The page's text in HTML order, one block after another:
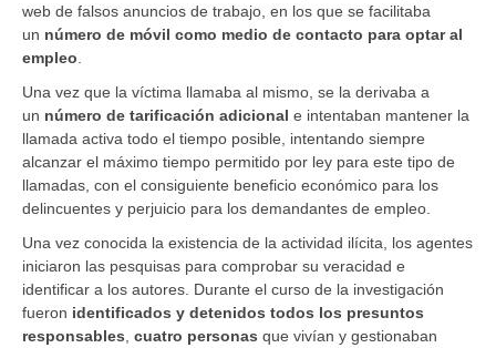
web de falsos anuncios de trabajo, en los que se facilitaba
un número de móvil como medio de contacto para optar al
empleo
Una vez que la víctima llamaba al mismo, se la derivaba a
un número de tarificación adicional e intentaban mantener la
llamada activa todo el tiempo posible, intentando siempre
alcanzar el máximo tiempo permitido por ley para este tipo de
llamadas, con el consiguiente beneficio económico para los
delincuentes y perjuicio para los demandantes de empleo.
Una vez conocida la existencia de la actividad ilícita, los agentes
iniciaron las pesquisas para comprobar su veracidad e
identificar a los autores. Durante el curso de la investigación
fueron identificados y detenidos todos los presuntos
responsables cuatro personas que vivían y gestionaban